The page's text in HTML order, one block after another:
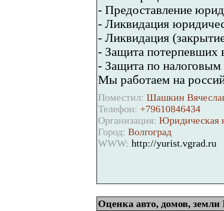
- Предоставление
- Ликвидация
- Ликвидация
- Защита потерпевших
- Защита по налоговым
Мы работаем на
Поместил: Шашкин
Телефон: +79610846434
Организация: Юридическая
Город: Волгоград
WWW: http://yurist.vgrad.ru
Оценка авто, домов, земли